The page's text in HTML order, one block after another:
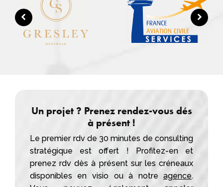
Un projet ? Prenez rendez-vous dés
à présent !
Le premier rdv de 30 minutes de consulting
stratégique est offert ! Profitez-en et
prenez rdv dès à présent sur les créneaux
disponibles en visio ou à notreagence.